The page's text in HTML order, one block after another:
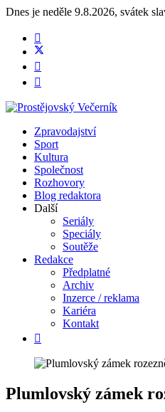
Dnes je neděle 9.8.2026, svátek
Zpravodajství
Sport
Kultura
Společnost
Rozhovory
Blog redaktora
Další
Seriály
Speciály
Soutěže
Redakce
Předplatné
Archiv
Inzerce / reklama
Kariéra
Kontakt
Plumlovský zámek